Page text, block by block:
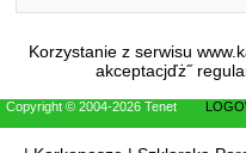
Korzystanie z serwisu
akceptacjďż˝
Copyright © 2004-2026 Tenet